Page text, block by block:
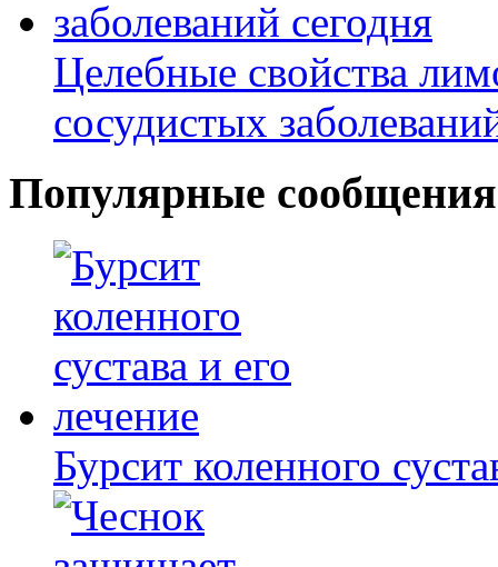
Целебные свойства
сосудистых
Популярные сообщения
Бурсит коленного